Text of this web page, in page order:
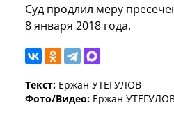
Суд продлил меру
8 января 2018 года.
Текст: Ержан УТЕГУЛОВ
Фото/Видео: Ержан